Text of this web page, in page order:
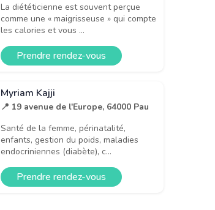
La diététicienne est souvent perçue
comme une « maigrisseuse » qui compte
les calories et vous ...
Prendre rendez-vous
Myriam Kajji
📍 19 avenue de l'Europe, 64000 Pau
Santé de la femme, périnatalité,
enfants, gestion du poids, maladies
endocriniennes (diabète), c...
Prendre rendez-vous